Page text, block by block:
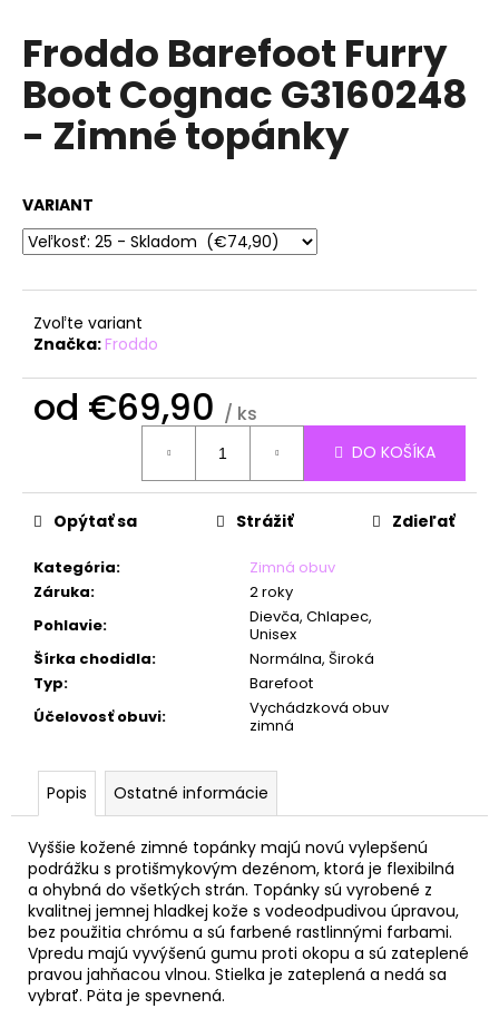
Froddo Barefoot Furry
Boot Cognac G3160248
- Zimné topánky
VARIANT
Zvoľte variant
Značka:Froddo
od €69,90 / ks
DO KOŠÍKA
Kategória:
Zimná obuv
Záruka:
2 roky
Pohlavie:
Dievča, Chlapec,
Unisex
Šírka chodidla:
Normálna, Široká
Typ:
Barefoot
Účelovosť obuvi:
Vychádzková obuv
zimná
Opýtať sa Strážiť Zdieľať
Popis Ostatné informácie
Vyššie kožené zimné topánky majú novú vylepšenú
podrážku s protišmykovým dezénom, ktorá je flexibilná
a ohybná do všetkých strán. Topánky sú vyrobené z
kvalitnej jemnej hladkej kože s vodeodpudivou úpravou,
bez použitia chrómu a sú farbené rastlinnými farbami.
Vpredu majú vyvýšenú gumu proti okopu a sú zateplené
pravou jahňacou vlnou. Stielka je zateplená a nedá sa
vybrať. Päta je spevnená.
j
s
ť
?
HĽADAŤ
O
d
p
č
a
e